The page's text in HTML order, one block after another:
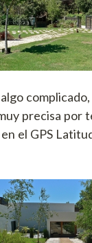
precisa por
el GPS